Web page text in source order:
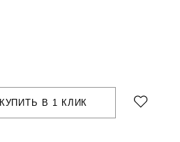
КУПИТЬ В 1 КЛИК